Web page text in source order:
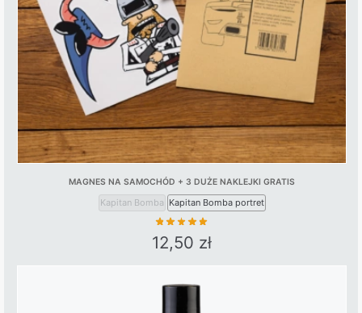
MAGNES NA SAMOCHÓD + 3 DUŻE NAKLEJKI GRATIS
Kapitan Bomba Kapitan Bomba portret
12,50 zł
This
product